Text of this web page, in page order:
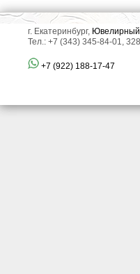
г. Екатеринбург, Ювелирный
Тел.: +7 (343) 345-84-01,
+7 (922) 188-17-47